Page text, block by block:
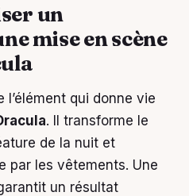
un
mise en scène
qui donne vie
. Il transforme le
de la nuit et
par les vêtements. Une
un résultat